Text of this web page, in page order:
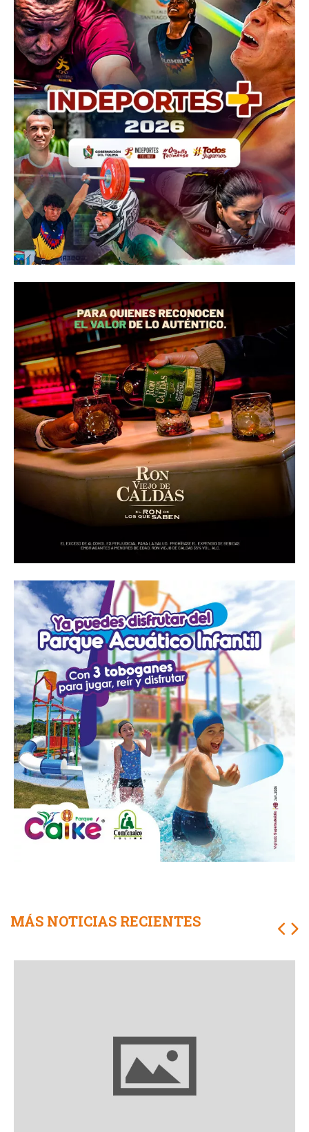
MÁS NOTICIAS RECIENTES